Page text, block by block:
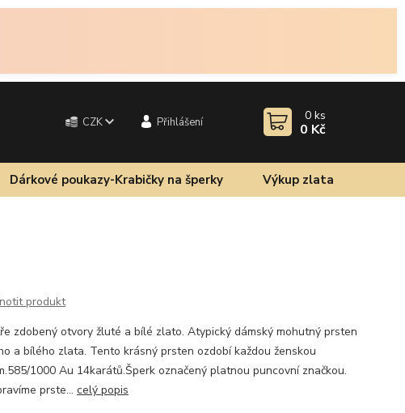
CZK Přihlášení 0 ks
0 Kč
Dárkové poukazy-Krabičky na šperky Výkup zlata
produkt
zdobený otvory žluté a bílé zlato. Atypický dámský mohutný prsten
a bílého zlata. Tento krásný prsten ozdobí každou ženskou
1000 Au 14karátů.Šperk označený platnou puncovní značkou.
prste... celý popis